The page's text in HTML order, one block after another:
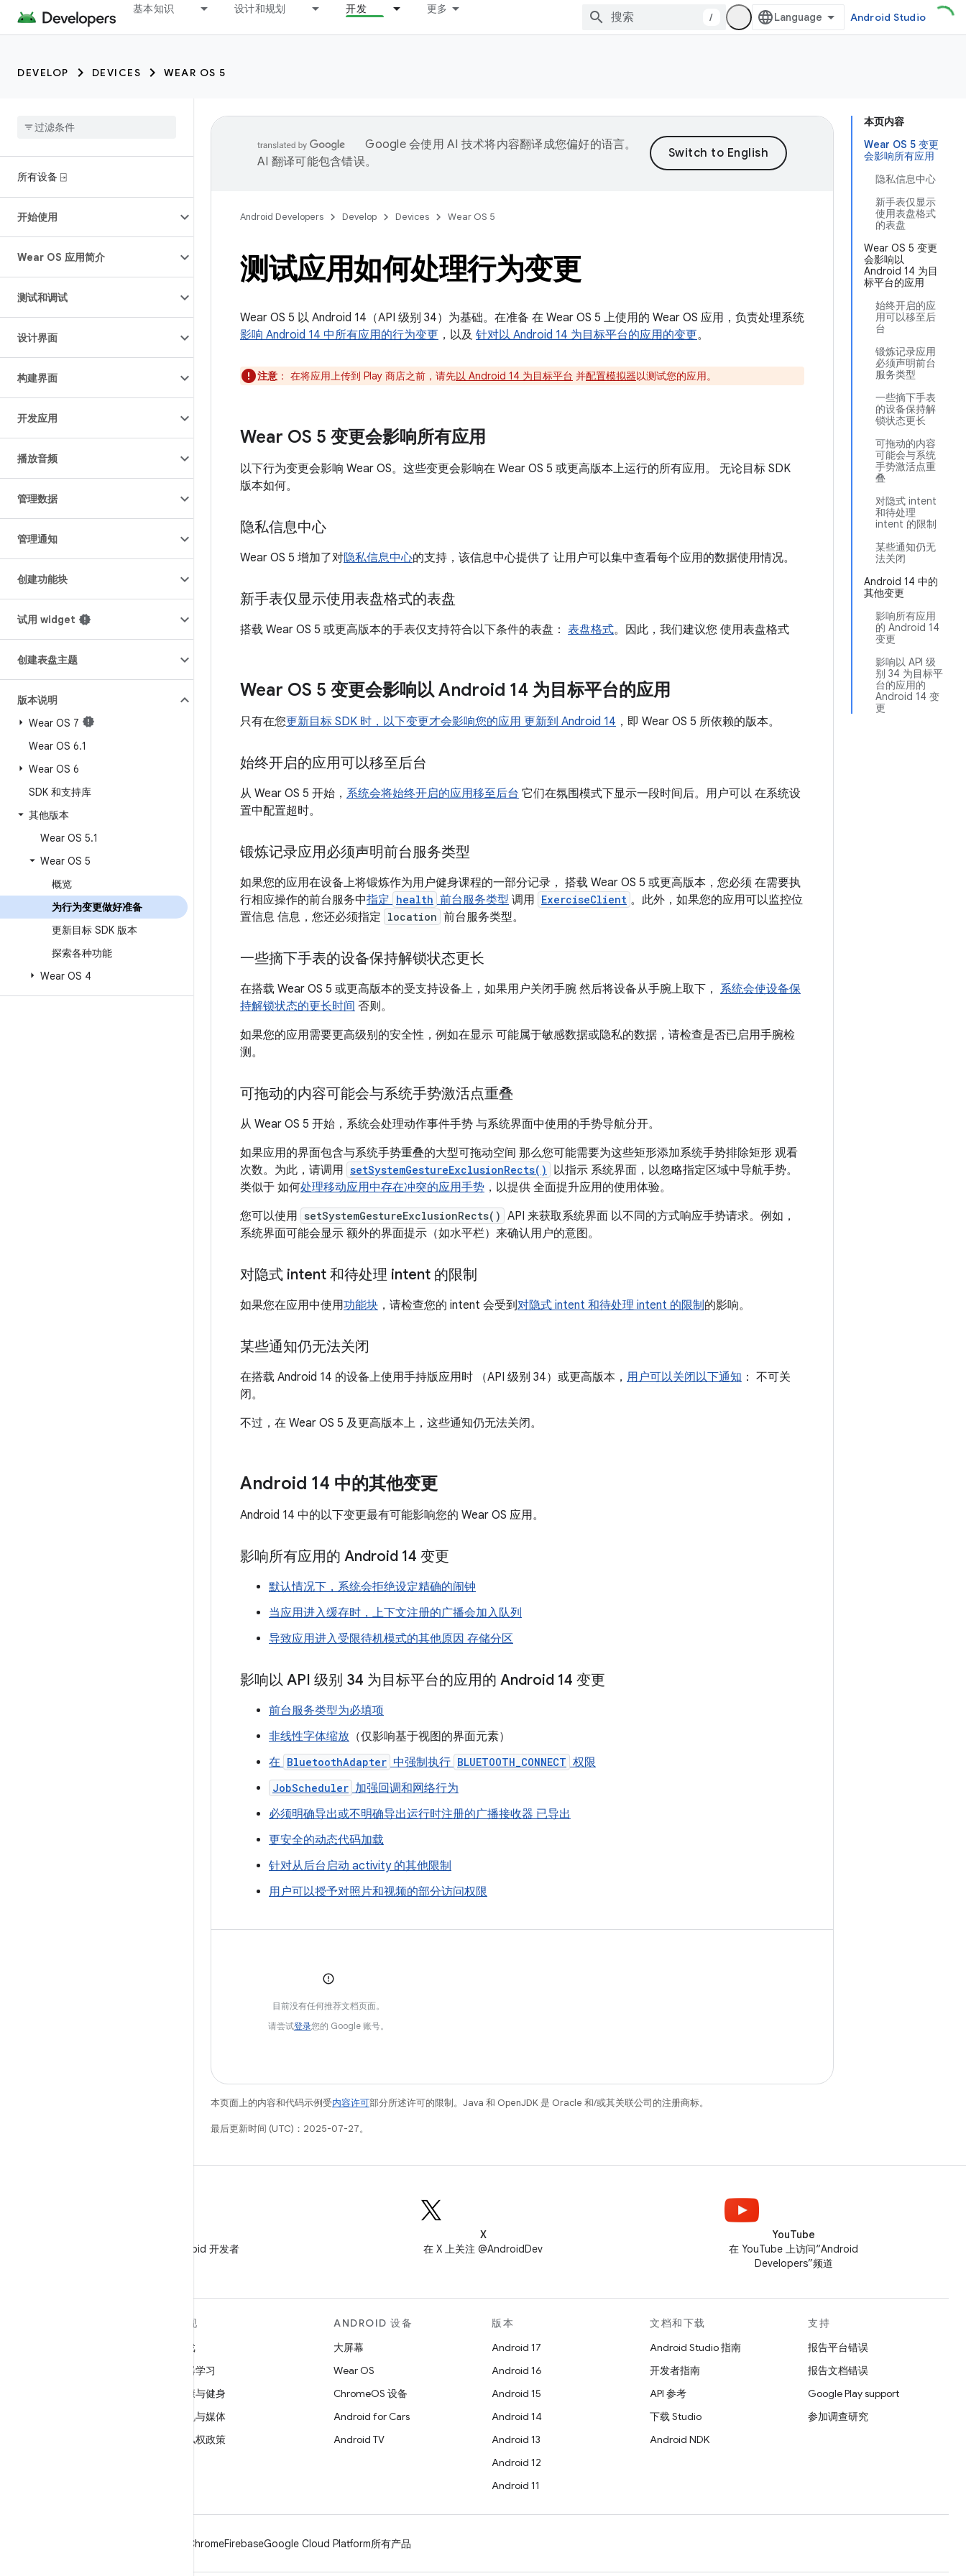
基本知识 设计和规划 开发 更多
/ Android Studio
DEVELOP DEVICES WEAR OS 5
所有设备 ⍈
开始使用
Wear OS 应用简介
测试和调试
设计界面
构建界面
开发应用
播放音频
管理数据
管理通知
创建功能块
试用 widget
创建表盘主题
版本说明
Wear OS 7
Wear OS 6.1
Wear OS 6
SDK 和支持库
其他版本
Wear OS 5.1
Wear OS 5
概览
为行为变更做好准备
更新目标 SDK 版本
探索各种功能
Wear OS 4
本页内容
Wear OS 5 变更
会影响所有应用
隐私信息中心
新手表仅显示
使用表盘格式
的表盘
Wear OS 5 变更
会影响以
Android 14 为目
标平台的应用
始终开启的应
用可以移至后
台
锻炼记录应用
必须声明前台
服务类型
一些摘下手表
的设备保持解
锁状态更长
可拖动的内容
可能会与系统
手势激活点重
叠
对隐式 intent
和待处理
intent 的限制
某些通知仍无
法关闭
Android 14 中的
其他变更
影响所有应用
的 Android 14
变更
影响以 API 级
别 34 为目标平
台的应用的
Android 14 变
更
Google 会使用 AI 技术将内容翻译成您偏好的语言。
AI 翻译可能包含错误。
Android Developers Develop Devices Wear OS 5
测试应用如何处理行为变更
Wear OS 5 以 Android 14（API 级别 34）为基础。在准备 在 Wear OS 5 上使用的 Wear OS 应用，负责处理系统
影响 Android 14 中所有应用的行为变更 ，以及 针对以 Android 14 为目标平台的应用的变更。
注意 ： 在将应用上传到 Play 商店之前，请先以 Android 14 为目标平台 并配置模拟器以测试您的应用。
Wear OS 5 变更会影响所有应用
以下行为变更会影响 Wear OS。这些变更会影响在 Wear OS 5 或更高版本上运行的所有应用。 无论目标 SDK
版本如何。
隐私信息中心
Wear OS 5 增加了对隐私信息中心的支持，该信息中心提供了 让用户可以集中查看每个应用的数据使用情况。
新手表仅显示使用表盘格式的表盘
搭载 Wear OS 5 或更高版本的手表仅支持符合以下条件的表盘： 表盘格式。因此，我们建议您 使用表盘格式
Wear OS 5 变更会影响以 Android 14 为目标平台的应用
只有在您更新目标 SDK 时，以下变更才会影响您的应用 更新到 Android 14 ，即 Wear OS 5 所依赖的版本。
始终开启的应用可以移至后台
从 Wear OS 5 开始， 系统会将始终开启的应用移至后台 它们在氛围模式下显示一段时间后。用户可以 在系统设
置中配置超时。
锻炼记录应用必须声明前台服务类型
如果您的应用在设备上将锻炼作为用户健身课程的一部分记录， 搭载 Wear OS 5 或更高版本，您必须 在需要执
行相应操作的前台服务中指定 health 前台服务类型 调用 ExerciseClient 。此外，如果您的应用可以监控位
置信息 信息，您还必须指定 location 前台服务类型。
一些摘下手表的设备保持解锁状态更长
在搭载 Wear OS 5 或更高版本的受支持设备上，如果用户关闭手腕 然后将设备从手腕上取下， 系统会使设备保
持解锁状态的更长时间 否则。
如果您的应用需要更高级别的安全性，例如在显示 可能属于敏感数据或隐私的数据，请检查是否已启用手腕检
测。
可拖动的内容可能会与系统手势激活点重叠
从 Wear OS 5 开始，系统会处理动作事件手势 与系统界面中使用的手势导航分开。
如果应用的界面包含与系统手势重叠的大型可拖动空间 那么您可能需要为这些矩形添加系统手势排除矩形 观看
次数。为此，请调用 setSystemGestureExclusionRects()
以指示 系统界面，以忽略指定区域中导航手势。
类似于 如何处理移动应用中存在冲突的应用手势 ，以提供 全面提升应用的使用体验。
您可以使用 setSystemGestureExclusionRects() API 来获取系统界面 以不同的方式响应手势请求。例如，
系统界面可能会显示 额外的界面提示（如水平栏）来确认用户的意图。
对隐式 intent 和待处理 intent 的限制
如果您在应用中使用功能块 ，请检查您的 intent 会受到对隐式 intent 和待处理 intent 的限制的影响。
某些通知仍无法关闭
在搭载 Android 14 的设备上使用手持版应用时 （API 级别 34）或更高版本， 用户可以关闭以下通知 ： 不可关
闭。
不过，在 Wear OS 5 及更高版本上，这些通知仍无法关闭。
Android 14 中的其他变更
Android 14 中的以下变更最有可能影响您的 Wear OS 应用。
影响所有应用的 Android 14 变更
默认情况下，系统会拒绝设定精确的闹钟
当应用进入缓存时，上下文注册的广播会加入队列
导致应用进入受限待机模式的其他原因 存储分区
影响以 API 级别 34 为目标平台的应用的 Android 14 变更
前台服务类型为必填项
非线性字体缩放 （仅影响基于视图的界面元素）
在 BluetoothAdapter 中强制执行 BLUETOOTH_CONNECT 权限
JobScheduler 加强回调和网络行为
必须明确导出或不明确导出运行时注册的广播接收器 已导出
更安全的动态代码加载
针对从后台启动 activity 的其他限制
用户可以授予对照片和视频的部分访问权限
目前没有任何推荐文档页面。
请尝试登录您的 Google 账号。
本页面上的内容和代码示例受内容许可部分所述许可的限制。Java 和 OpenJDK 是 Oracle 和/或其关联公司的注册商标。
最后更新时间 (UTC)：2025-07-27。
在微信中关注 Android 开发者
X
在 X 上关注 @AndroidDev
YouTube
在 YouTube 上访问“Android
Developers”频道
发现
游戏
机器学习
健康与健身
相机与媒体
隐私权政策
ANDROID 设备
大屏幕
Wear OS
ChromeOS 设备
Android for Cars
Android TV
版本
Android 17
Android 16
Android 15
Android 14
Android 13
Android 12
Android 11
文档和下载
Android Studio 指南
开发者指南
API 参考
下载 Studio
Android NDK
支持
报告平台错误
报告文档错误
Google Play support
参加调查研究
ChromeFirebaseGoogle Cloud Platform所有产品